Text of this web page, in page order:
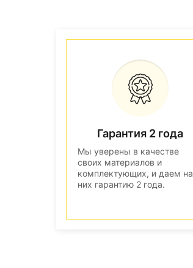
Гарантия 2 года
Мы уверены в качестве
своих материалов и
комплектующих, и даем на
них гарантию 2 года.